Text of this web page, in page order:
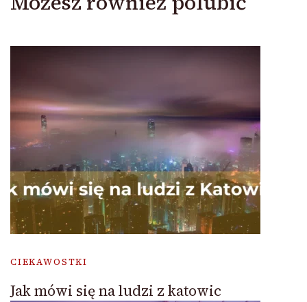
CIEKAWOSTKI
Jak mówi się na ludzi z katowic